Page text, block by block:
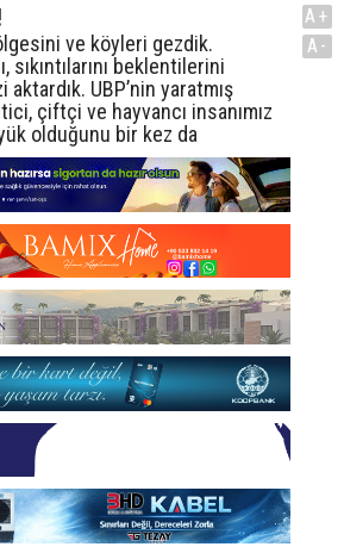
ve köyleri gezdik.
sıkıntılarını beklentilerini
UBP’nin yaratmış
çiftçi ve hayvancı insanımız
olduğunu bir kez da
A+
A-